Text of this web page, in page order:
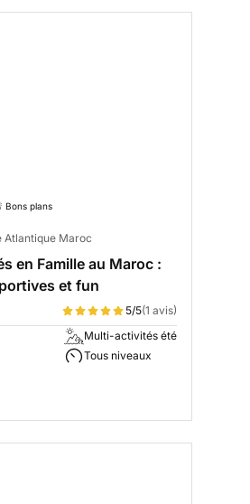
Bons plans
Atlantique Maroc
en Famille au Maroc :
et fun
5/5(1 avis)
Multi-activités été
Tous niveaux